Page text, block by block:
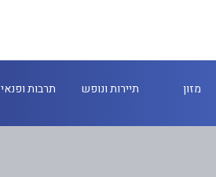
מזון תיירות ונופש תרבות ופנאי